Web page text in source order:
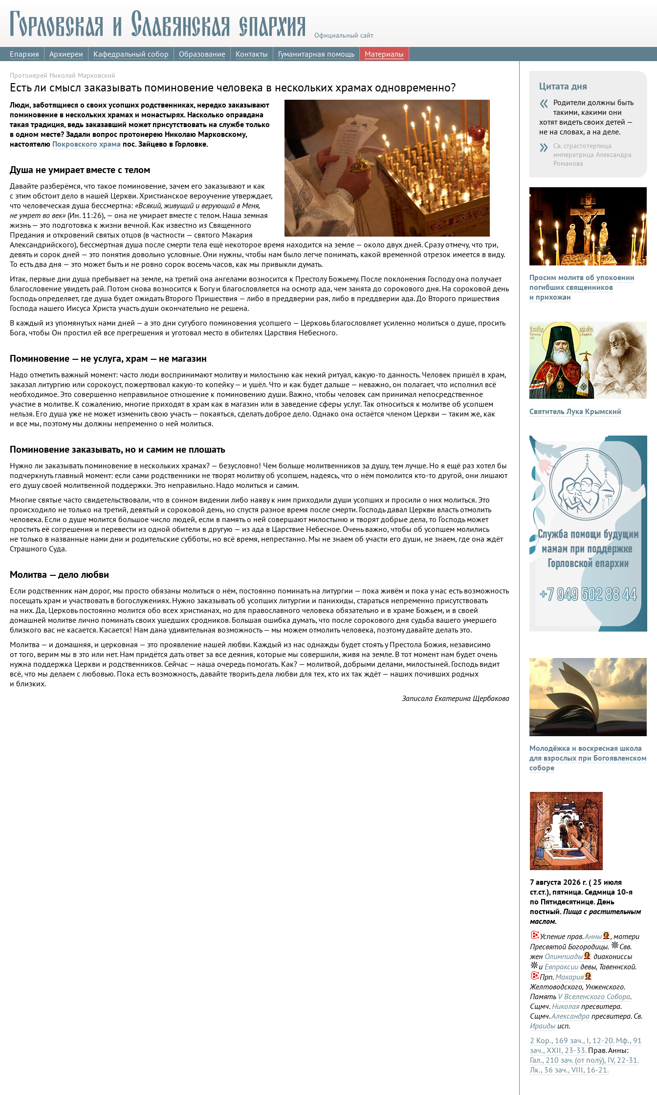
Официальный сайт
Епархия Архиереи Кафедральный собор Образование Контакты Гуманитарная помощь Материалы
Протоиерей Николай Марковский
Есть ли смысл заказывать поминовение человека в нескольких храмах одновременно?
Люди, заботящиеся о своих усопших родственниках, нередко заказывают
поминовение в нескольких храмах и монастырях. Насколько оправдана
такая традиция, ведь заказавший может присутствовать на службе только
в одном месте? Задали вопрос протоиерею Николаю Марковскому,
настоятелю Покровского храма пос. Зайцево в Горловке.
Душа не умирает вместе с телом
Давайте разберёмся, что такое поминовение, зачем его заказывают и как
с этим обстоит дело в нашей Церкви. Христианское вероучение утверждает,
что человеческая душа бессмертна: «Всякий, живущий и верующий в Меня,
не умрет во век»(Ин. 11:26), — она не умирает вместе с телом. Наша земная
жизнь — это подготовка к жизни вечной. Как известно из Священного
Предания и откровений святых отцов (в частности — святого Макария
Александрийского), бессмертная душа после смерти тела ещё некоторое время находится на земле — около двух дней. Сразу отмечу, что три,
девять и сорок дней — это понятия довольно условные. Они нужны, чтобы нам было легче понимать, какой временной отрезок имеется в виду.
То есть два дня — это может быть и не ровно сорок восемь часов, как мы привыкли думать.
Итак, первые дни душа пребывает на земле, на третий она ангелами возносится к Престолу Божьему. После поклонения Господу она получает
благословение увидеть рай. Потом снова возносится к Богу и благословляется на осмотр ада, чем занята до сорокового дня. На сороковой день
Господь определяет, где душа будет ожидать Второго Пришествия — либо в преддверии рая, либо в преддверии ада. До Второго пришествия
Господа нашего Иисуса Христа участь души окончательно не решена.
В каждый из упомянутых нами дней — а это дни сугубого поминовения усопшего — Церковь благословляет усиленно молиться о душе, просить
Бога, чтобы Он простил ей все прегрешения и уготовал место в обителях Царствия Небесного.
Поминовение — не услуга, храм — не магазин
Надо отметить важный момент: часто люди воспринимают молитву и милостыню как некий ритуал, какую-то данность. Человек пришёл в храм,
заказал литургию или сорокоуст, пожертвовал какую-то копейку — и ушёл. Что и как будет дальше — неважно, он полагает, что исполнил всё
необходимое. Это совершенно неправильное отношение к поминовению души. Важно, чтобы человек сам принимал непосредственное
участие в молитве. К сожалению, многие приходят в храм как в магазин или в заведение сферы услуг. Так относиться к молитве об усопшем
нельзя. Его душа уже не может изменить свою участь — покаяться, сделать доброе дело. Однако она остаётся членом Церкви — таким же, как
и все мы, поэтому мы должны непременно о ней молиться.
Поминовение заказывать, но и самим не плошать
Нужно ли заказывать поминовение в нескольких храмах? — безусловно! Чем больше молитвенников за душу, тем лучше. Но я ещё раз хотел бы
подчеркнуть главный момент: если сами родственники не творят молитву об усопшем, надеясь, что о нём помолится кто-то другой, они лишают
его душу своей молитвенной поддержки. Это неправильно. Надо молиться и самим.
Многие святые часто свидетельствовали, что в сонном видении либо наяву к ним приходили души усопших и просили о них молиться. Это
происходило не только на третий, девятый и сороковой день, но спустя разное время после смерти. Господь давал Церкви власть отмолить
человека. Если о душе молится большое число людей, если в память о ней совершают милостыню и творят добрые дела, то Господь может
простить её согрешения и перевести из одной обители в другую — из ада в Царствие Небесное. Очень важно, чтобы об усопшем молились
не только в названные нами дни и родительские субботы, но всё время, непрестанно. Мы не знаем об участи его души, не знаем, где она ждёт
Страшного Суда.
Молитва — дело любви
Если родственник нам дорог, мы просто обязаны молиться о нём, постоянно поминать на литургии — пока живём и пока у нас есть возможность
посещать храм и участвовать в богослужениях. Нужно заказывать об усопших литургии и панихиды, стараться непременно присутствовать
на них. Да, Церковь постоянно молится обо всех христианах, но для православного человека обязательно и в храме Божьем, и в своей
домашней молитве лично поминать своих ушедших сродников. Большая ошибка думать, что после сорокового дня судьба вашего умершего
близкого вас не касается. Касается! Нам дана удивительная возможность — мы можем отмолить человека, поэтому давайте делать это.
Молитва — и домашняя, и церковная — это проявление нашей любви. Каждый из нас однажды будет стоять у Престола Божия, независимо
от того, верим мы в это или нет. Нам придётся дать ответ за все деяния, которые мы совершили, живя на земле. В тот момент нам будет очень
нужна поддержка Церкви и родственников. Сейчас — наша очередь помогать. Как? — молитвой, добрыми делами, милостыней. Господь видит
всё, что мы делаем с любовью. Пока есть возможность, давайте творить дела любви для тех, кто их так ждёт — наших почивших родных
и близких.
Записала Екатерина Щербакова
Цитата дня
« Родители должны быть
такими, какими они
хотят видеть своих детей —
не на словах, а на деле.
»
Св. страстотерпица
императрица Александра
Романова
Просим молитв об упокоении
погибших священников
и прихожан
Святитель Лука Крымский
Молодёжка и воскресная школа
для взрослых при Богоявленском
соборе
7 августа 2026 г. ( 25 июля
ст.ст.), пятница. Седмица 10-я
по Пятидесятнице. День
постный.Пища с растительным
маслом.
Успение прав.Анны
, матери
Пресвятой Богородицы.
Свв.
жен Олимпиады
диакониссы
и Евпраксии девы, Тавеннской.
Прп.Макария
Желтоводского, Унженского.
Память V Вселенского Собора.
Сщмч.Николая пресвитера.
Сщмч.Александра пресвитера. Св.
Ираиды исп.
2 Кор., 169 зач., I, 12-20. Мф., 91
зач., XXII, 23-33.Прав. Анны:
Гал., 210 зач. (от полу́), IV, 22-31.
Лк., 36 зач., VIII, 16-21.